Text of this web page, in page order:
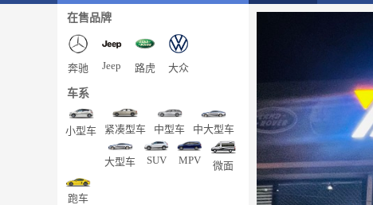
在售品牌
奔驰 Jeep 路虎 大众
车系
小型车 紧凑型车 中型车 中大型车
大型车 SUV MPV 微面
跑车